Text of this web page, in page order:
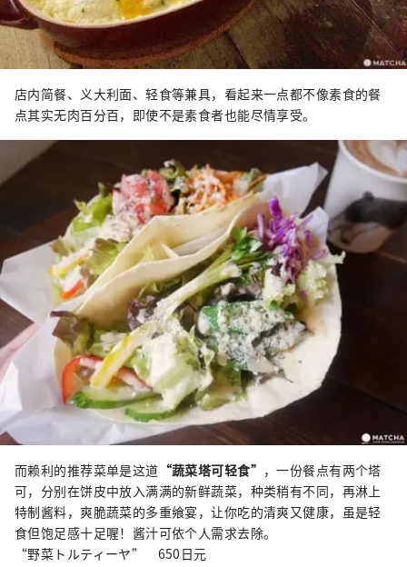
店内简餐、义大利面、轻食等兼具，看起来一点都不像素食的餐
点其实无肉百分百，即使不是素食者也能尽情享受。
而赖利的推荐菜单是这道 “蔬菜塔可轻食” ，一份餐点有两个塔
可，分别在饼皮中放入满满的新鲜蔬菜，种类稍有不同，再淋上
特制酱料，爽脆蔬菜的多重飨宴，让你吃的清爽又健康，虽是轻
食但饱足感十足喔！酱汁可依个人需求去除。
“野菜トルティーヤ” 650日元